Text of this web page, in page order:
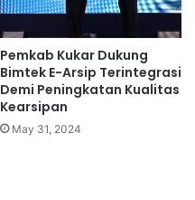
Pemkab Kukar Dukung
Bimtek E-Arsip Terintegrasi
Demi Peningkatan Kualitas
Kearsipan
May 31, 2024